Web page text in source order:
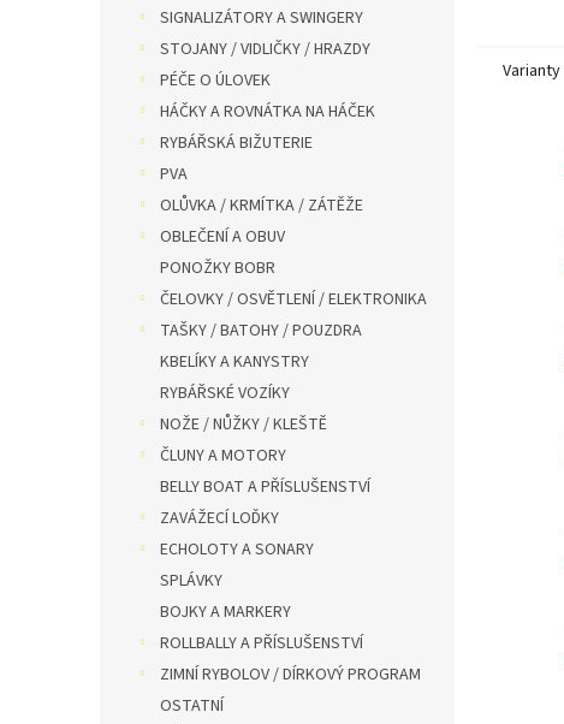
SIGNALIZÁTORY A SWINGERY
STOJANY / VIDLIČKY / HRAZDY
PÉČE O ÚLOVEK
HÁČKY A ROVNÁTKA NA HÁČEK
RYBÁŘSKÁ BIŽUTERIE
PVA
OLŮVKA / KRMÍTKA / ZÁTĚŽE
OBLEČENÍ A OBUV
PONOŽKY BOBR
ČELOVKY / OSVĚTLENÍ / ELEKTRONIKA
TAŠKY / BATOHY / POUZDRA
KBELÍKY A KANYSTRY
RYBÁŘSKÉ VOZÍKY
NOŽE / NŮŽKY / KLEŠTĚ
ČLUNY A MOTORY
BELLY BOAT A PŘÍSLUŠENSTVÍ
ZAVÁŽECÍ LOĎKY
ECHOLOTY A SONARY
SPLÁVKY
BOJKY A MARKERY
ROLLBALLY A PŘÍSLUŠENSTVÍ
ZIMNÍ RYBOLOV / DÍRKOVÝ PROGRAM
OSTATNÍ
Varianty